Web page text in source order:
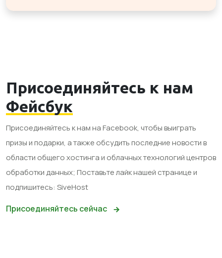
Присоединяйтесь к нам
Фейсбук
Присоединяйтесь к нам на Facebook, чтобы выиграть
призы и подарки, а также обсудить последние новости в
области общего хостинга и облачных технологий центров
обработки данных; Поставьте лайк нашей странице и
подпишитесь: SiveHost
Присоединяйтесь сейчас